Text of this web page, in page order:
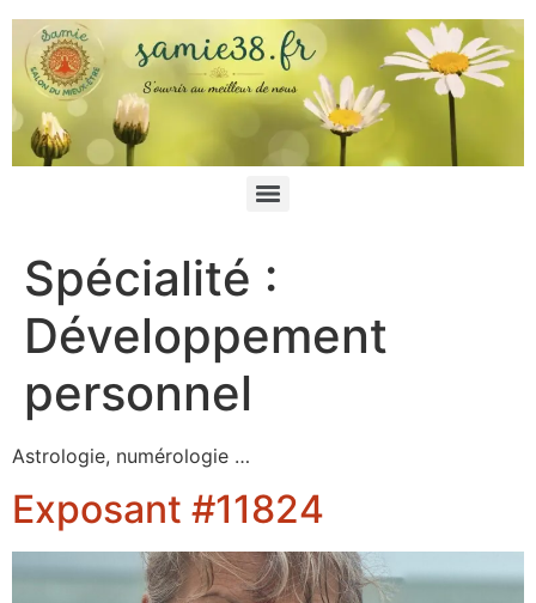
Spécialité :
Développement
personnel
Astrologie, numérologie …
Exposant #11824